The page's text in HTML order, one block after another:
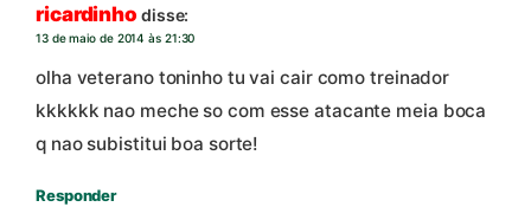
ricardinho disse:
13 de maio de 2014 às 21:30
olha veterano toninho tu vai cair como treinador
kkkkkk nao meche so com esse atacante meia boca
q nao subistitui boa sorte!
Responder